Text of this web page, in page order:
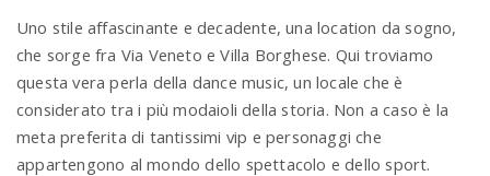
Uno stile affascinante e decadente, una location da sogno,
che sorge fra Via Veneto e Villa Borghese. Qui troviamo
questa vera perla della dance music, un locale che è
considerato tra i più modaioli della storia. Non a caso è la
meta preferita di tantissimi vip e personaggi che
appartengono al mondo dello spettacolo e dello sport.